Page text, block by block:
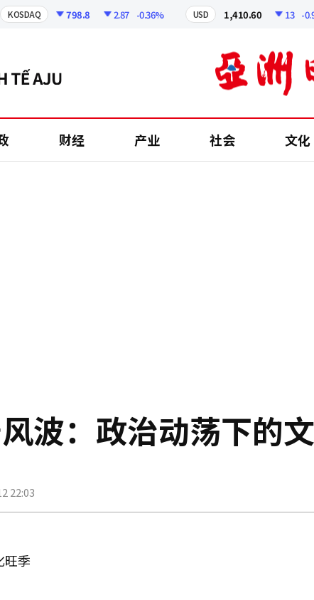
798.8 2.87 -0.36% 1,410.60 -0.92%
财经 产业 社会 文化
波：政治动荡下的
22:03
季